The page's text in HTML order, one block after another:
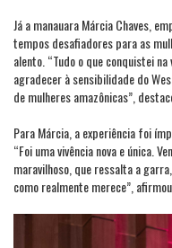
Já a manauara Márcia Chaves,
tempos desafiadores para as
alento. “Tudo o que conquistei
agradecer à sensibilidade do
de mulheres amazônicas”,
Para Márcia, a experiência foi
“Foi uma vivência nova e única.
maravilhoso, que ressalta a
como realmente merece”, afirmou.